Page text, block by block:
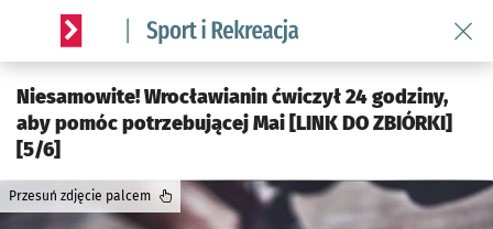
Serwis informacyjny wroclaw.pl podserwis: Sport i rekreacja
Niesamowite! Wrocławianin ćwiczył 24 godziny,
aby pomóc potrzebującej Mai [LINK DO ZBIÓRKI]
[5/6]
Przesuń zdjęcie palcem